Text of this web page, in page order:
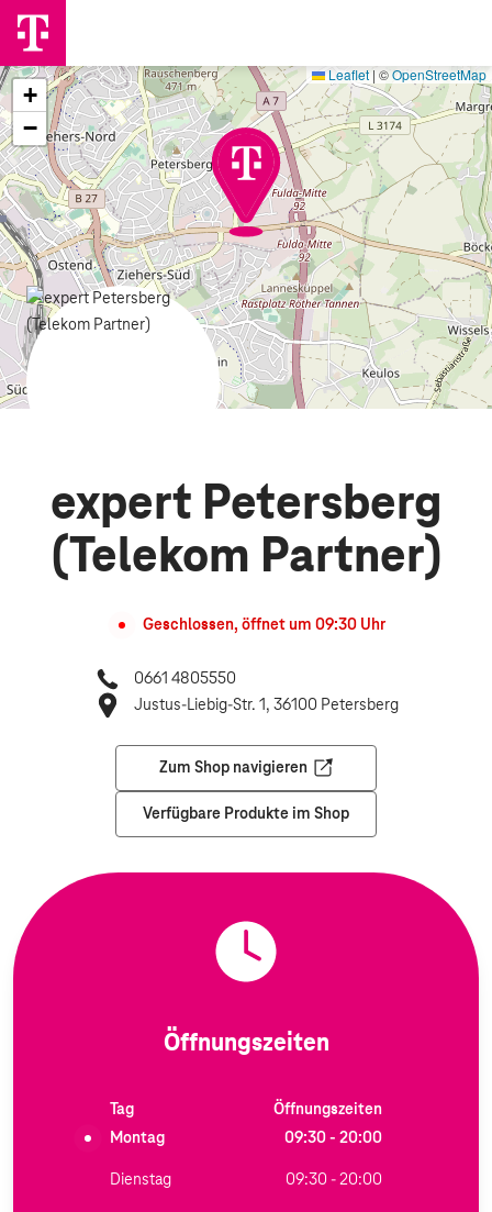
+
−
Leaflet|©OpenStreetMap
expert Petersberg
(Telekom Partner)
Geschlossen, öffnet um 09:30Uhr
0661 4805550
Justus-Liebig-Str. 1, 36100 Petersberg
Zum Shop navigieren
Öffnet in einem neuen Tab
Verfügbare Produkte im Shop
Öffnungszeiten
Tag
Öffnungszeiten
Montag
09:30 - 20:00
Dienstag 09:30 - 20:00